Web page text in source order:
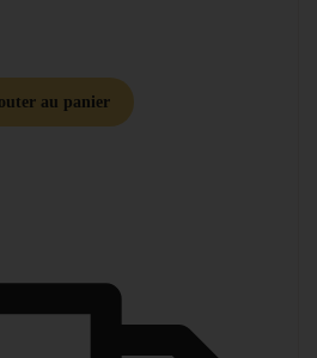
quantité
au panier